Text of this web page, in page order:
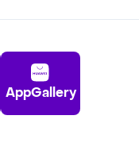
AppGallery